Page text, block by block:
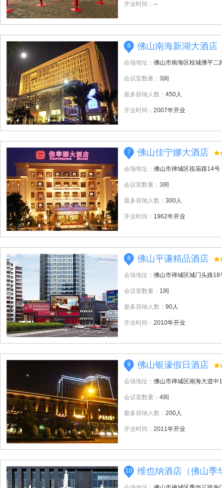
开业时间： --
6 佛山南海新湖大酒店
会场地址： 佛山市南海区桂城佛平二
会议室数量： 3间
最多容纳人数： 450人
开业时间： 2007年开业
7 佛山佳宁娜大酒店
会场地址： 佛山市禅城区祖庙路14号
会议室数量： 3间
最多容纳人数： 300人
开业时间： 1962年开业
8 佛山平谦精品酒店
会场地址： 佛山市禅城区城门头路18
会议室数量： 1间
最多容纳人数： 90人
开业时间： 2010年开业
9 佛山银濠假日酒店
会场地址： 佛山市禅城区南海大道中
会议室数量： 4间
最多容纳人数： 200人
开业时间： 2011年开业
10 维也纳酒店（佛山季